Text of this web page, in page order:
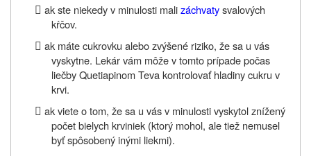
 ak ste niekedy v minulosti malizáchvatysvalových
kŕčov.
 ak máte cukrovku alebo zvýšené riziko, že sa u vás
vyskytne. Lekár vám môže v tomto prípade počas
liečby Quetiapinom Teva kontrolovať hladiny cukru v
krvi.
 ak viete o tom, že sa u vás v minulosti vyskytol znížený
počet bielych krviniek (ktorý mohol, ale tiež nemusel
byť spôsobený inými liekmi).